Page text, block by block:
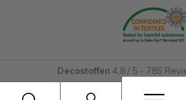
Decostoffen 4,8/ 5 - 785